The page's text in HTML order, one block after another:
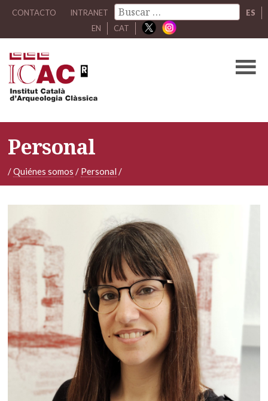
CONTACTO INTRANET
ES
EN
CAT
Personal
/Quiénes somos / Personal /